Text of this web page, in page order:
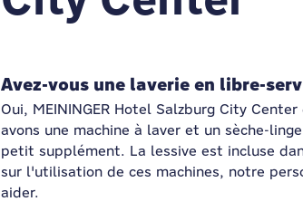
Avez-vous une laverie en libre-
Oui, MEININGER Hotel Salzburg City
avons une machine à laver et un sèche-
petit supplément. La lessive est incluse
sur l'utilisation de ces machines, notre
aider.